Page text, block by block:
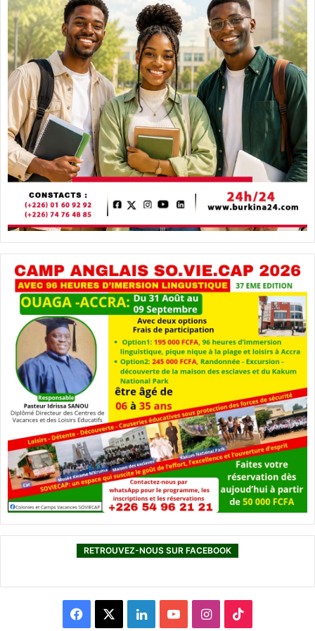
RETROUVEZ-NOUS SUR FACEBOOK
L
I